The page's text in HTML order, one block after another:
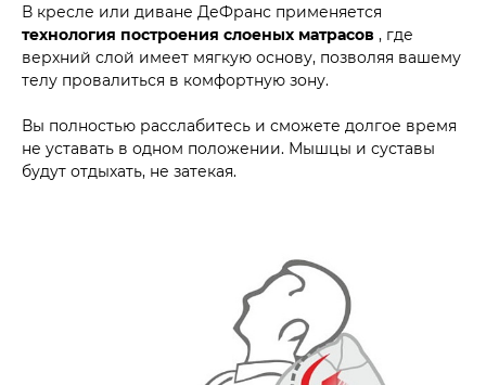
В кресле или диване ДеФранс применяется
технология построения слоеных матрасов , где
верхний слой имеет мягкую основу, позволяя вашему
телу провалиться в комфортную зону.
Вы полностью расслабитесь и сможете долгое время
не уставать в одном положении. Мышцы и суставы
будут отдыхать, не затекая.